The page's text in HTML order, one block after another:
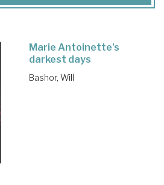
Marie Antoinette's
darkest days
Bashor, Will